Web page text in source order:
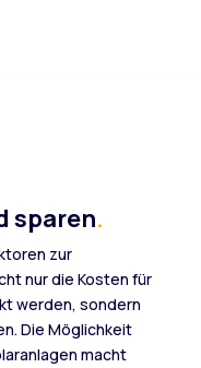
sparen.
zur
nur die Kosten für
werden, sondern
Die Möglichkeit
macht